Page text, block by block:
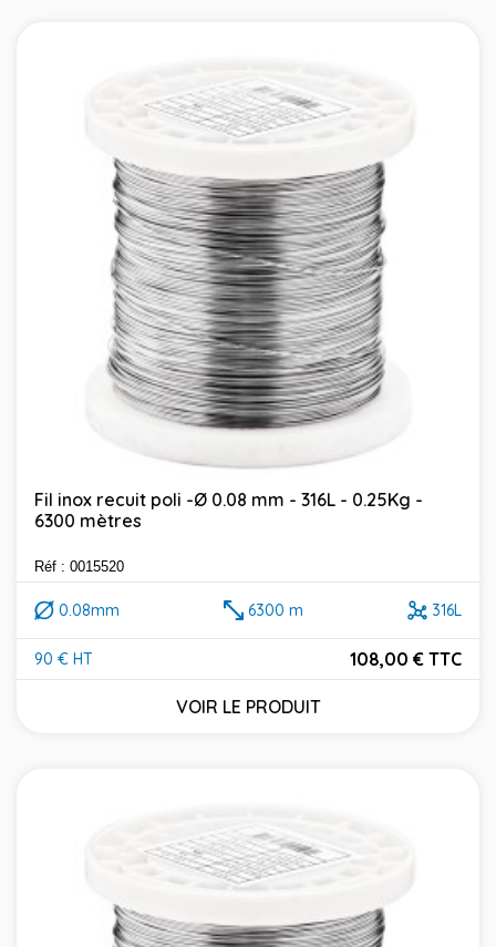
Fil inox recuit poli -Ø 0.08 mm - 316L - 0.25Kg -
6300 mètres
Réf : 0015520
0.08mm 6300 m 316L
90 € HT
Prix
108,00 € TTC
VOIR LE PRODUIT